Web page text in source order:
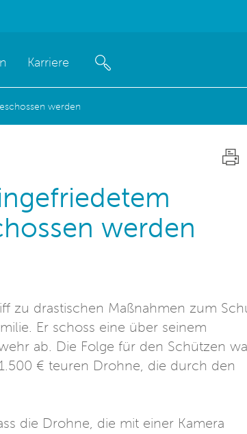
Karriere
werden
werden
zu drastischen Maßnahmen zum
Er schoss eine über seinem
ab. Die Folge für den Schützen
€ teuren Drohne, die durch den
die Drohne, die mit einer Kamera